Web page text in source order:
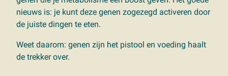
nieuws is: je kunt deze genen zogezegd activeren door
de juiste dingen te eten.
Weet daarom: genen zijn het pistool en voeding haalt
de trekker over.